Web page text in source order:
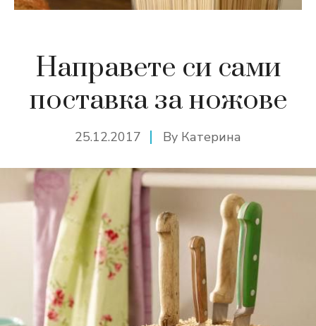
Направете си сами
поставка за ножове
25.12.2017 By Катерина